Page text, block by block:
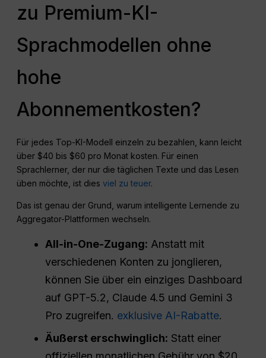
zu Premium-KI-
Sprachmodellen ohne
hohe
Abonnementkosten?
Für jedes Top-KI-Modell einzeln zu bezahlen, kann leicht
über $40 bis $60 pro Monat kosten. Für einen
Sprachlerner, der nur die täglichen Texte und das Lesen
üben möchte, ist diesviel zu teuer.
Das ist genau der Grund, warum intelligente Lernende zu
Aggregator-Plattformen wechseln.
All-in-One-Zugang: Anstatt mit
verschiedenen Konten zu jonglieren,
können Sie über ein einziges Dashboard
auf GPT-5.2, Claude 4.5 und Gemini 3
Pro zugreifen. exklusive AI-Rabatte.
Äußerst erschwinglich: Statt einer